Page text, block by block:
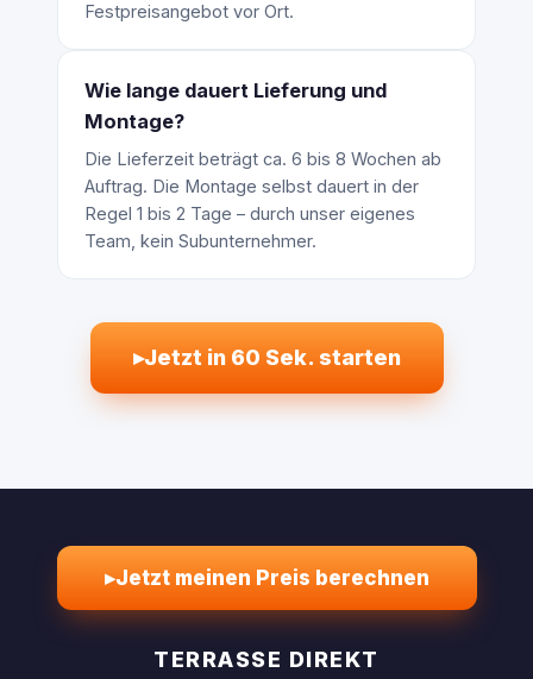
Festpreisangebot vor Ort.
Wie lange dauert Lieferung und
Montage?
Die Lieferzeit beträgt ca. 6 bis 8 Wochen ab
Auftrag. Die Montage selbst dauert in der
Regel 1 bis 2 Tage – durch unser eigenes
Team, kein Subunternehmer.
▸Jetzt in 60 Sek. starten
▸Jetzt meinen Preis berechnen
TERRASSE DIREKT